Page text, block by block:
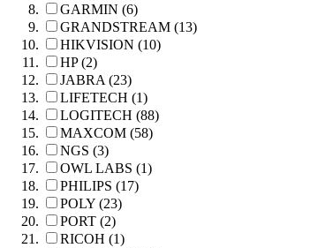
GARMIN (6)
GRANDSTREAM (13)
HIKVISION (10)
HP (2)
JABRA (23)
LIFETECH (1)
LOGITECH (88)
MAXCOM (58)
NGS (3)
OWL LABS (1)
PHILIPS (17)
POLY (23)
PORT (2)
RICOH (1)